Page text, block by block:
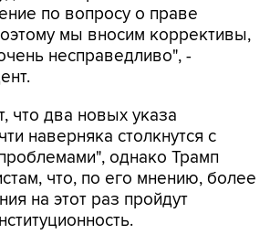
по вопросу о праве
мы вносим коррективы,
несправедливо", -
что два новых указа
наверняка столкнутся с
однако Трамп
что, по его мнению, более
на этот раз пройдут